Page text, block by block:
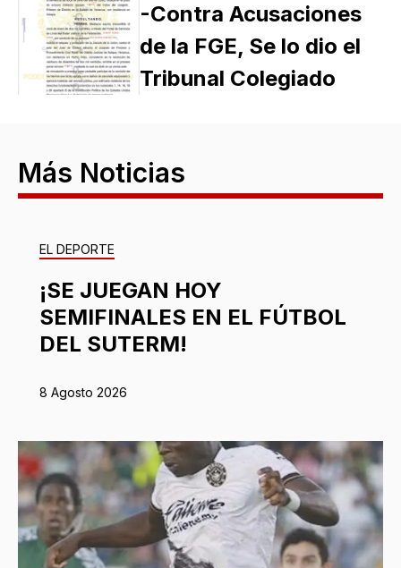
-Contra Acusaciones
de la FGE, Se lo dio el
Tribunal Colegiado
Más Noticias
EL DEPORTE
¡SE JUEGAN HOY
SEMIFINALES EN EL FÚTBOL
DEL SUTERM!
8 Agosto 2026